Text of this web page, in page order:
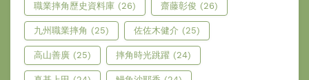
職業摔角歷史資料庫 (26) 齋藤彰俊 (26)
九州職業摔角 (25) 佐佐木健介 (25)
高山善廣 (25) 摔角時光跳躍 (24)